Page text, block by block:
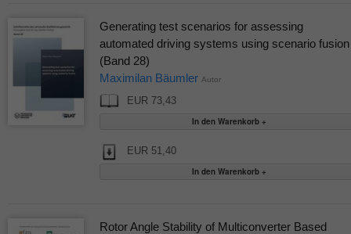
Generating test scenarios for assessing
automated driving systems using scenario fusion
(Band 28)
Maximilan Bäumler Autor
EUR 73,43
EUR 51,40
Rotor Angle Stability of Multiconverter Based